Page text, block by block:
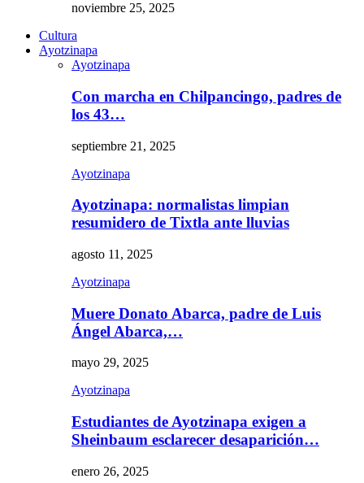
noviembre 25, 2025
Cultura
Ayotzinapa
Ayotzinapa
Con marcha en Chilpancingo, padres de
los 43…
septiembre 21, 2025
Ayotzinapa
Ayotzinapa: normalistas limpian
resumidero de Tixtla ante lluvias
agosto 11, 2025
Ayotzinapa
Muere Donato Abarca, padre de Luis
Ángel Abarca,…
mayo 29, 2025
Ayotzinapa
Estudiantes de Ayotzinapa exigen a
Sheinbaum esclarecer desaparición…
enero 26, 2025